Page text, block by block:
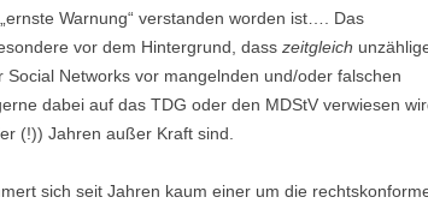
Warnung“ verstanden worden ist…. Das
vor dem Hintergrund, dass zeitgleich
Networks vor mangelnden und/oder falschen
dabei auf das TDG oder den MDStV verwiesen
(!)) Jahren außer Kraft sind.
sich seit Jahren kaum einer um die